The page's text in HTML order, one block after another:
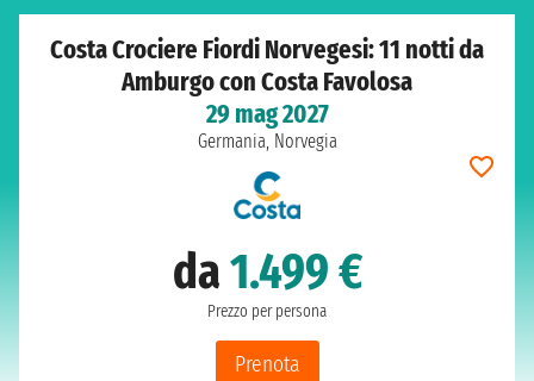
Costa Crociere Fiordi Norvegesi: 11 notti da
Amburgo con Costa Favolosa
29 mag 2027
Germania, Norvegia
da1.499 €
Prezzo per persona
Prenota